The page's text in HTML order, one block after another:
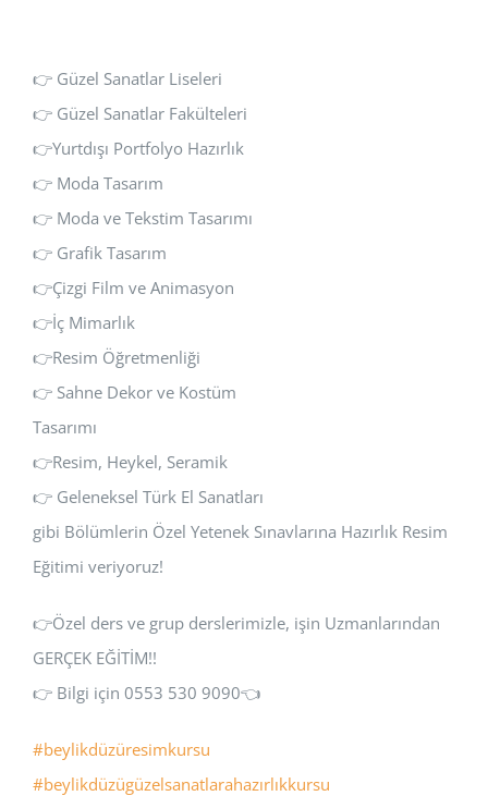
👉 Güzel Sanatlar Liseleri
👉 Güzel Sanatlar Fakülteleri
👉Yurtdışı Portfolyo Hazırlık
👉 Moda Tasarım
👉 Moda ve Tekstim Tasarımı
👉 Grafik Tasarım
👉Çizgi Film ve Animasyon
👉İç Mimarlık
👉Resim Öğretmenliği
👉 Sahne Dekor ve Kostüm
Tasarımı
👉Resim, Heykel, Seramik
👉 Geleneksel Türk El Sanatları
gibi Bölümlerin Özel Yetenek Sınavlarına Hazırlık Resim
Eğitimi veriyoruz!
👉Özel ders ve grup derslerimizle, işin Uzmanlarından
GERÇEK EĞİTİM!!
👉 Bilgi için 0553 530 9090👈
#beylikdüzüresimkursu
#beylikdüzügüzelsanatlarahazırlıkkursu